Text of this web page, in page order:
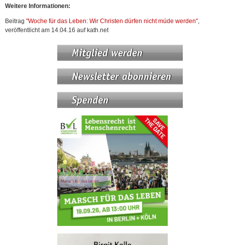
Weitere Informationen:
Beitrag "Woche für das Leben: Wir Christen dürfen nicht müde werden",
veröffentlicht am 14.04.16 auf kath.net